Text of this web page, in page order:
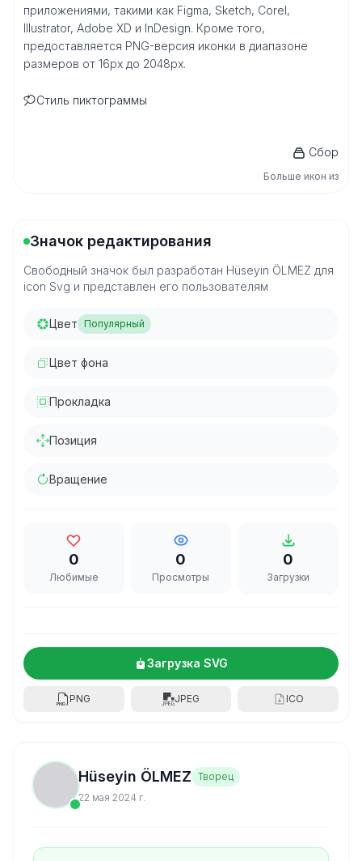
приложениями, такими как Figma, Sketch, Corel,
Illustrator, Adobe XD и InDesign. Кроме того,
предоставляется PNG-версия иконки в диапазоне
размеров от 16px до 2048px.
Стиль пиктограммы
Сбор
Больше икон из
Значок редактирования
Свободный значок был разработан Hüseyin ÖLMEZ для
icon Svg и представлен его пользователям
Цвет Популярный
Цвет фона
Прокладка
Позиция
Вращение
0
Любимые
0
Просмотры
0
Загрузки
Загрузка SVG
PNG JPEG ICO
Hüseyin ÖLMEZ Творец
22 мая 2024 г.